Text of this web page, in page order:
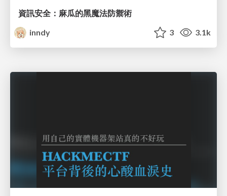
資訊安全：麻瓜的黑魔法防禦術
inndy
3 3.1k